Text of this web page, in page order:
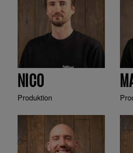
NICO
Produktion